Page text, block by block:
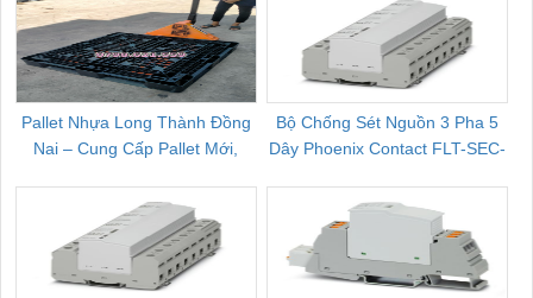
Pallet Nhựa Long Thành Đồng
Nai – Cung Cấp Pallet Mới,
Bộ Chống Sét Nguồn 3 Pha 5
Dây Phoenix Contact FLT-SEC-